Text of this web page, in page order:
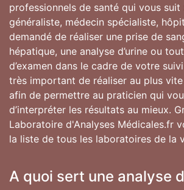
professionnels de santé qui vous suit
généraliste, médecin spécialiste,
demandé de réaliser une prise de
hépatique, une analyse d’urine ou
d’examen dans le cadre de votre
très important de réaliser au plus
afin de permettre au praticien qui
d’interpréter les résultats au mieux.
Laboratoire d'Analyses Médicales.fr
la liste de tous les laboratoires de la
A quoi sert une analyse